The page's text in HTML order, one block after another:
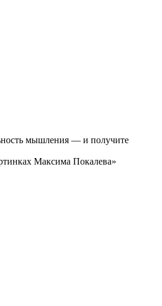
мышления — и получите
Максима Покалева»